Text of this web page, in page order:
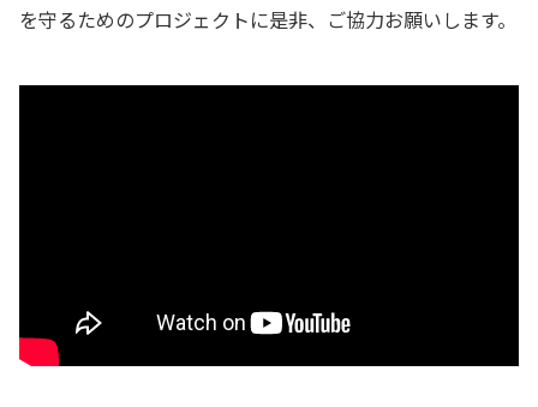
を守るためのプロジェクトに是非、ご協力お願いします。